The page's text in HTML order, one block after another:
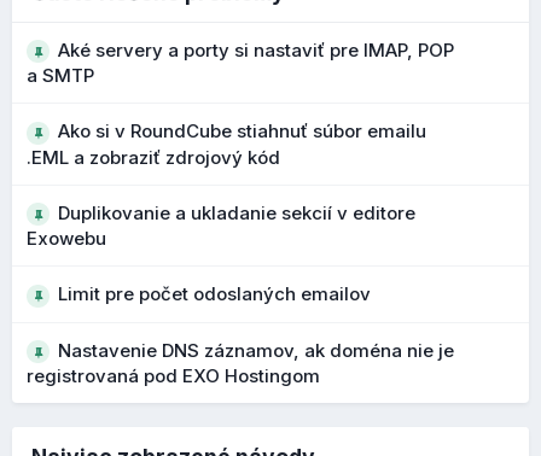
presnejšie vyhľadávanie vo väčších adresároch
Bezpečnejšie upozornenia na podozrivé
adresy
Počas vývoja 1.7 boli vylepšené upozornenia na
potenciálne phishingové emaily a podozrivé adresy
odosielateľov. Pri podozrivých doménach alebo
podobných názvoch sa zobrazujú výraznejšie varovania.
Čo to prináša?
lepšie rozpoznanie phishingových správ
Aké servery a porty si nastaviť pre IMAP, POP
a SMTP
Ako si v RoundCube stiahnuť súbor emailu
.EML a zobraziť zdrojový kód
Duplikovanie a ukladanie sekcií v editore
Exowebu
Limit pre počet odoslaných emailov
Nastavenie DNS záznamov, ak doména nie je
registrovaná pod EXO Hostingom